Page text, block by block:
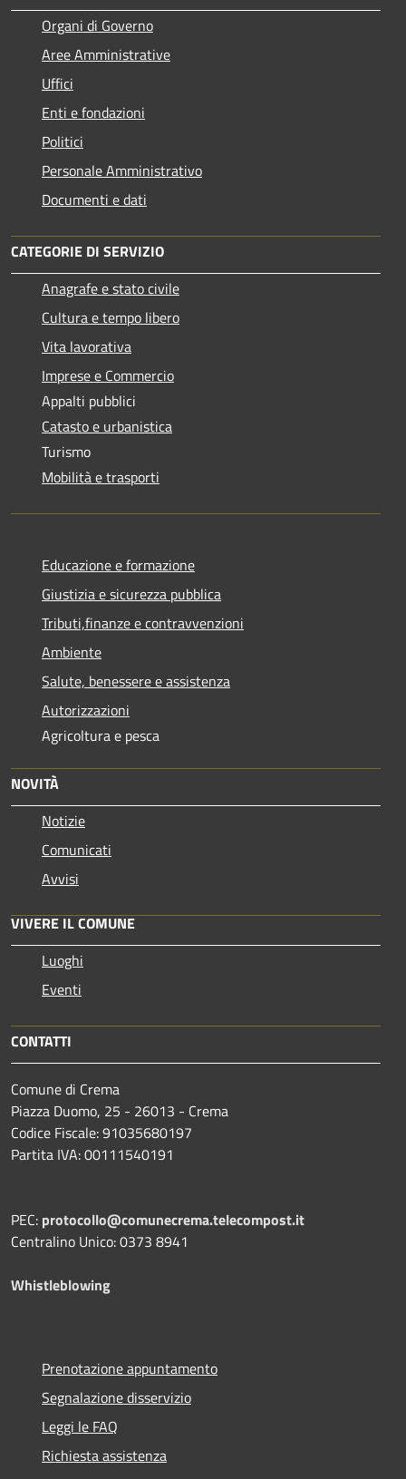
Organi di Governo
Aree Amministrative
Uffici
Enti e fondazioni
Politici
Personale Amministrativo
Documenti e dati
CATEGORIE DI SERVIZIO
Anagrafe e stato civile
Cultura e tempo libero
Vita lavorativa
Imprese e Commercio
Appalti pubblici
Catasto e urbanistica
Turismo
Mobilità e trasporti
Educazione e formazione
Giustizia e sicurezza pubblica
Tributi,finanze e contravvenzioni
Ambiente
Salute, benessere e assistenza
Autorizzazioni
Agricoltura e pesca
NOVITÀ
Notizie
Comunicati
Avvisi
VIVERE IL COMUNE
Luoghi
Eventi
CONTATTI
Comune di Crema
Piazza Duomo, 25 - 26013 - Crema
Codice Fiscale: 91035680197
Partita IVA: 00111540191
PEC: protocollo@comunecrema.telecompost.it
Centralino Unico: 0373 8941
Whistleblowing
Prenotazione appuntamento
Segnalazione disservizio
Leggi le FAQ
Richiesta assistenza